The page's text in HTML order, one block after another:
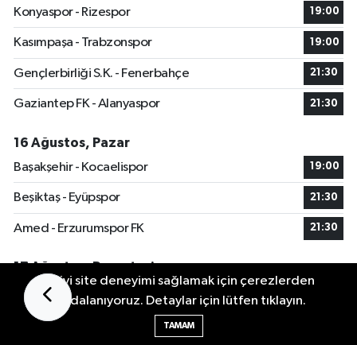
Konyaspor - Rizespor
19:00
Kasımpaşa - Trabzonspor 19:00
Gençlerbirliği S.K. - Fenerbahçe 21:30
Gaziantep FK - Alanyaspor 21:30
16 Ağustos, Pazar
Başakşehir - Kocaelispor
19:00
Beşiktaş - Eyüpspor 21:30
Amed - Erzurumspor FK 21:30
17 Ağustos, Pazartesi
Samsunspor - Göztepe
En iyi site deneyimi sağlamak için çerezlerden
faydalanıyoruz. Detaylar için lütfen tıklayın.
TAMAM